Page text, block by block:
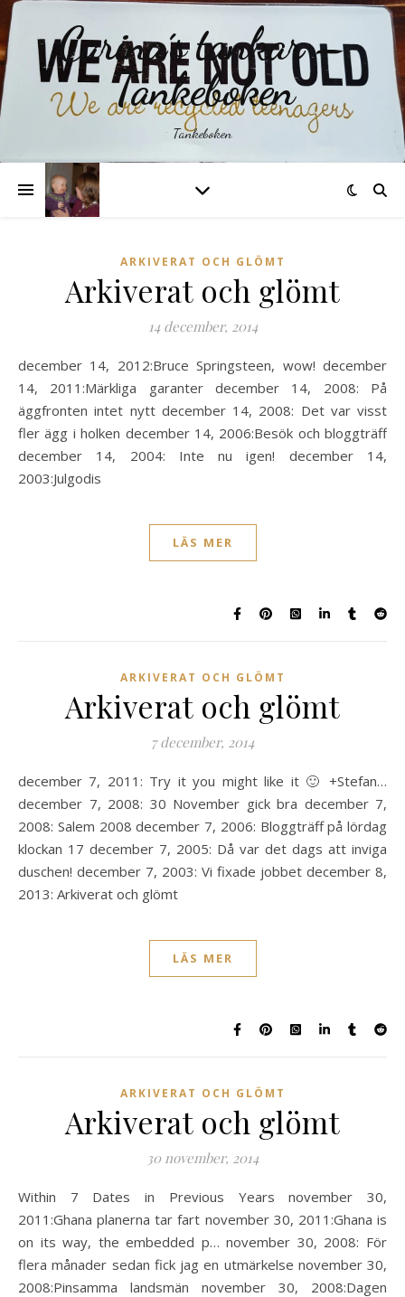
Carina´s tankar –
Tankeboken
Tankeboken
ARKIVERAT OCH GLÖMT
Arkiverat och glömt
14 december, 2014
december 14, 2012:Bruce Springsteen, wow! december
14, 2011:Märkliga garanter december 14, 2008: På
äggfronten intet nytt december 14, 2008: Det var visst
fler ägg i holken december 14, 2006:Besök och bloggträff
december 14, 2004: Inte nu igen! december 14,
2003:Julgodis
LÄS MER
ARKIVERAT OCH GLÖMT
Arkiverat och glömt
7 december, 2014
december 7, 2011: Try it you might like it 🙂 +Stefan…
december 7, 2008: 30 November gick bra december 7,
2008: Salem 2008 december 7, 2006: Bloggträff på lördag
klockan 17 december 7, 2005: Då var det dags att inviga
duschen! december 7, 2003: Vi fixade jobbet december 8,
2013: Arkiverat och glömt
LÄS MER
ARKIVERAT OCH GLÖMT
Arkiverat och glömt
30 november, 2014
Within 7 Dates in Previous Years november 30,
2011:Ghana planerna tar fart november 30, 2011:Ghana is
on its way, the embedded p… november 30, 2008: För
flera månader sedan fick jag en utmärkelse november 30,
2008:Pinsamma landsmän november 30, 2008:Dagen